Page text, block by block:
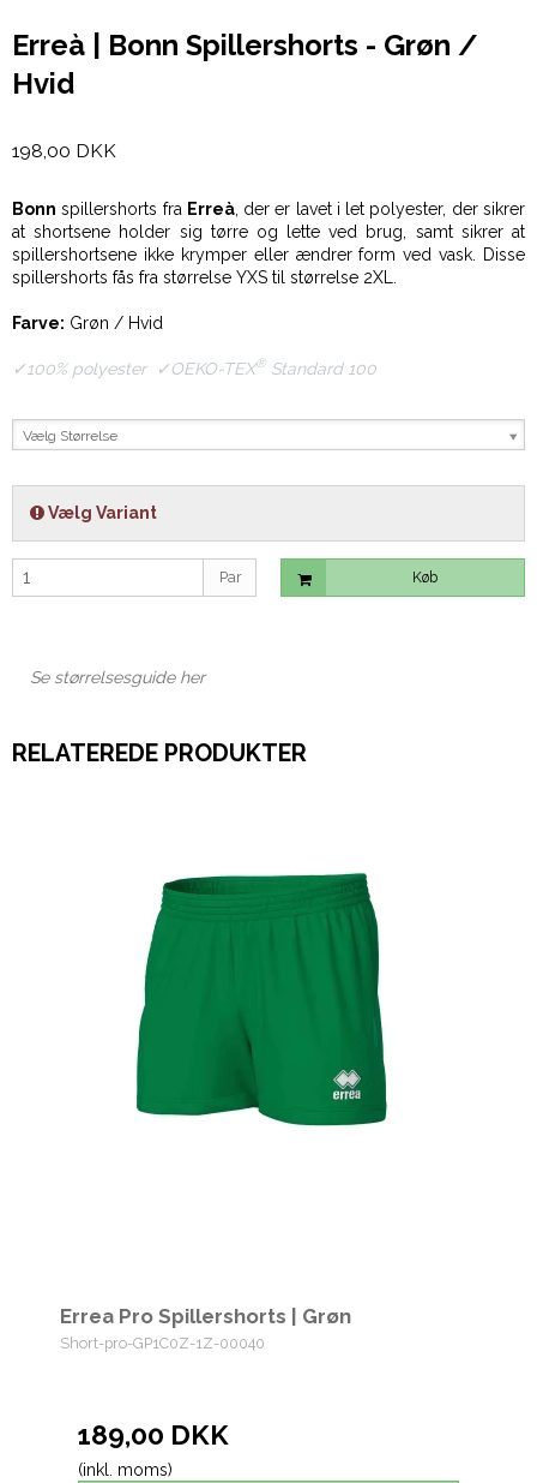
Erreà | Bonn Spillershorts - Grøn /
Hvid
198,00 DKK
Bonn spillershorts fra Erreà, der er lavet i let polyester, der sikrer
at shortsene holder sig tørre og lette ved brug, samt sikrer at
spillershortsene ikke krymper eller ændrer form ved vask. Disse
spillershorts fås fra størrelse YXS til størrelse 2XL.
Farve: Grøn / Hvid
✓100% polyester ✓OEKO-TEX® Standard 100
Vælg Størrelse
Vælg Variant
Par Køb
Se størrelsesguide her
RELATEREDE PRODUKTER
Errea Pro Spillershorts | Grøn
Short-pro-GP1C0Z-1Z-00040
189,00 DKK
(inkl. moms)